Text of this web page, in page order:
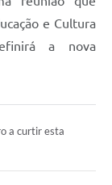
e Cultura
a nova
a curtir esta